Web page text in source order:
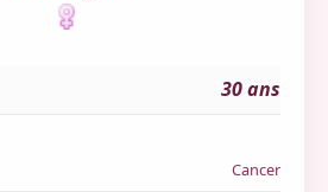
30 ans
Cancer